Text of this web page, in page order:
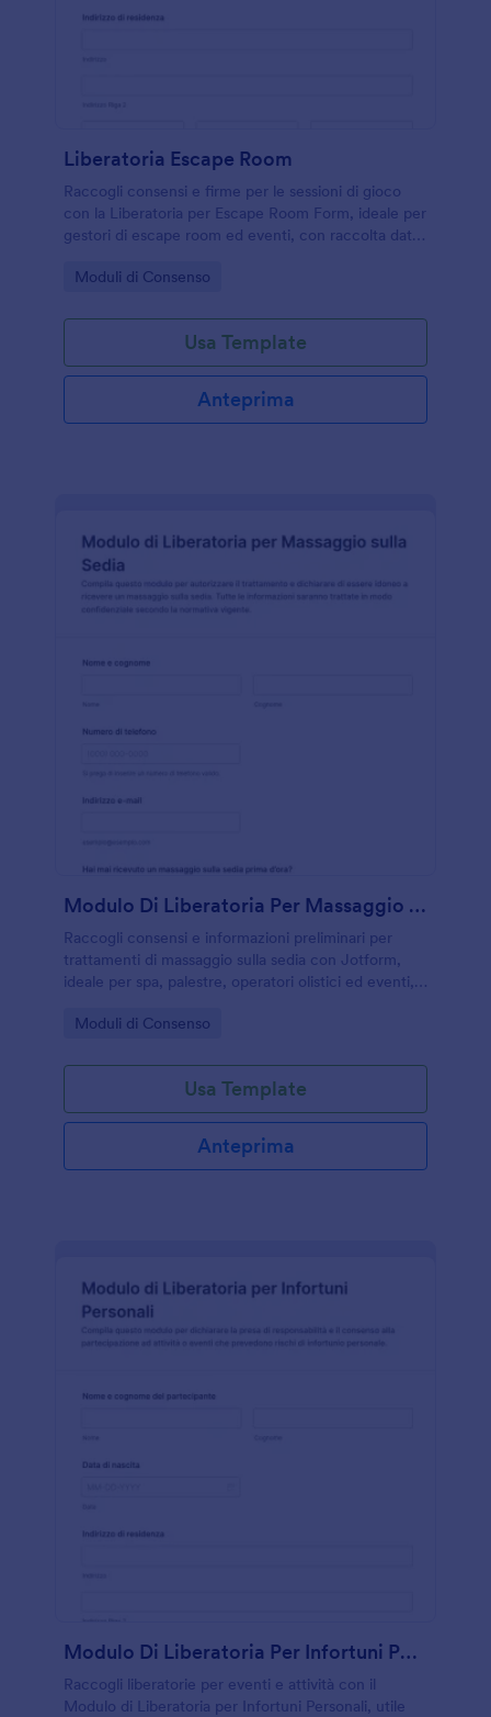
Liberatoria Escape Room
Raccogli consensi e firme per le sessioni di gioco
con la Liberatoria per Escape Room Form, ideale per
gestori di escape room ed eventi, con raccolta dati
Go to Category:
Moduli di Consenso
Usa Template
Anteprima
Modulo Di Liberatoria Per Massaggio Sulla Sedia
Raccogli consensi e informazioni preliminari per
trattamenti di massaggio sulla sedia con Jotform,
ideale per spa, palestre, operatori olistici ed eventi,
unico modulo online.
Go to Category:
Moduli di Consenso
Usa Template
Anteprima
Modulo Di Liberatoria Per Infortuni Personali
Raccogli liberatorie per eventi e attività con il
Modulo di Liberatoria per Infortuni Personali, utile